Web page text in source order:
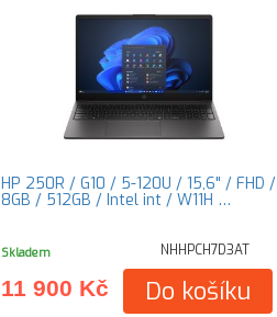
HP 250R / G10 / 5-120U / 15,6" / FHD /
8GB / 512GB / Intel int / W11H …
Skladem NHHPCH7D3AT
11 900 Kč Do košíku